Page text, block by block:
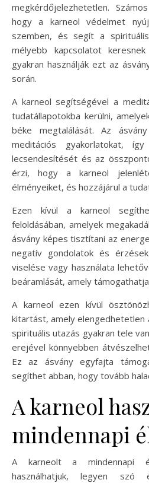
megkérdőjelezhetetlen.
hogy a karneol védelmet
szemben, és segít a
mélyebb kapcsolatot
gyakran használják ezt az
során.
A karneol segítségével a
tudatállapotokba kerülni,
béke megtalálását. Az
meditációs gyakorlatokat,
lecsendesítését és az
érzi, hogy a karneol
élményeiket, és hozzájárul a
Ezen kívül a karneol
feloldásában, amelyek
ásvány képes tisztítani az
negatív gondolatok és
viselése vagy használata
beáramlását, amely
A karneol ezen kívül
kitartást, amely elengedhetetlen
spirituális utazás gyakran tele
erejével könnyebben
Ez az ásvány egyfajta
segíthet abban, hogy tovább
A karneol
mindennapi
A karneolt a mindennapi
használhatjuk, legyen szó